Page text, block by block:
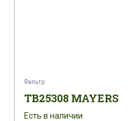
Фильтр
TB25308 MAYERS
Есть в наличии